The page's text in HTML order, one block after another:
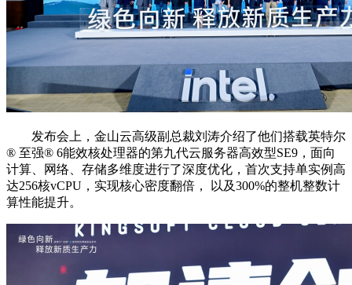
发布会上，金山云高级副总裁刘涛介绍了他们搭载英特尔
®️ 至强®️ 6能效核处理器的第九代云服务器高效型SE9，面向
计算、网络、存储多维度进行了深度优化，首次支持单实例高
达256核vCPU，实现核心密度翻倍， 以及300%的整机整数计
算性能提升。